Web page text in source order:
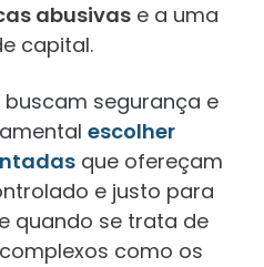
abusivas e a uma
capital.
buscam segurança e
escolher
que ofereçam
e justo para
quando se trata de
como os